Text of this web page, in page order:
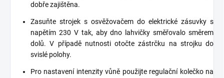
dobře zajištěna.
Zasuňte strojek s osvěžovačem do elektrické zásuvky s
napětím 230 V tak, aby dno lahvičky směřovalo směrem
dolů. V případě nutnosti otočte zástrčku na strojku do
svislé polohy.
Pro nastavení intenzity vůně použijte regulační kolečko na